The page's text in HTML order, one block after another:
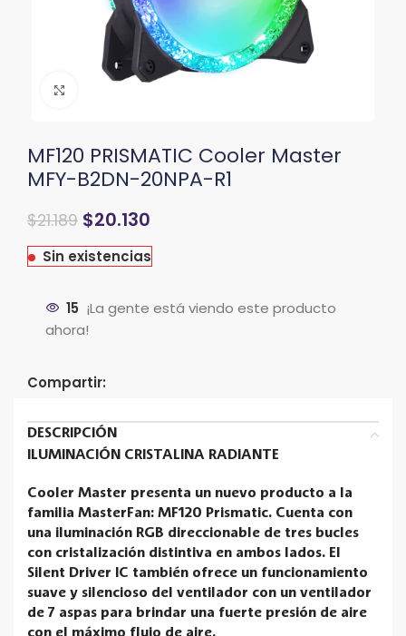
MF120 PRISMATIC Cooler Master
MFY-B2DN-20NPA-R1
$21.189 $20.130
Sin existencias
15 ¡La gente está viendo este producto
ahora!
Compartir:
DESCRIPCIÓN
ILUMINACIÓN CRISTALINA RADIANTE
Cooler Master presenta un nuevo producto a la
familia MasterFan: MF120 Prismatic. Cuenta con
una iluminación RGB direccionable de tres bucles
con cristalización distintiva en ambos lados. El
Silent Driver IC también ofrece un funcionamiento
suave y silencioso del ventilador con un ventilador
de 7 aspas para brindar una fuerte presión de aire